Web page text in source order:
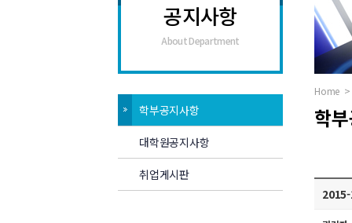
공지사항
About Department
학부공지사항
대학원공지사항
취업게시판
Home >
학